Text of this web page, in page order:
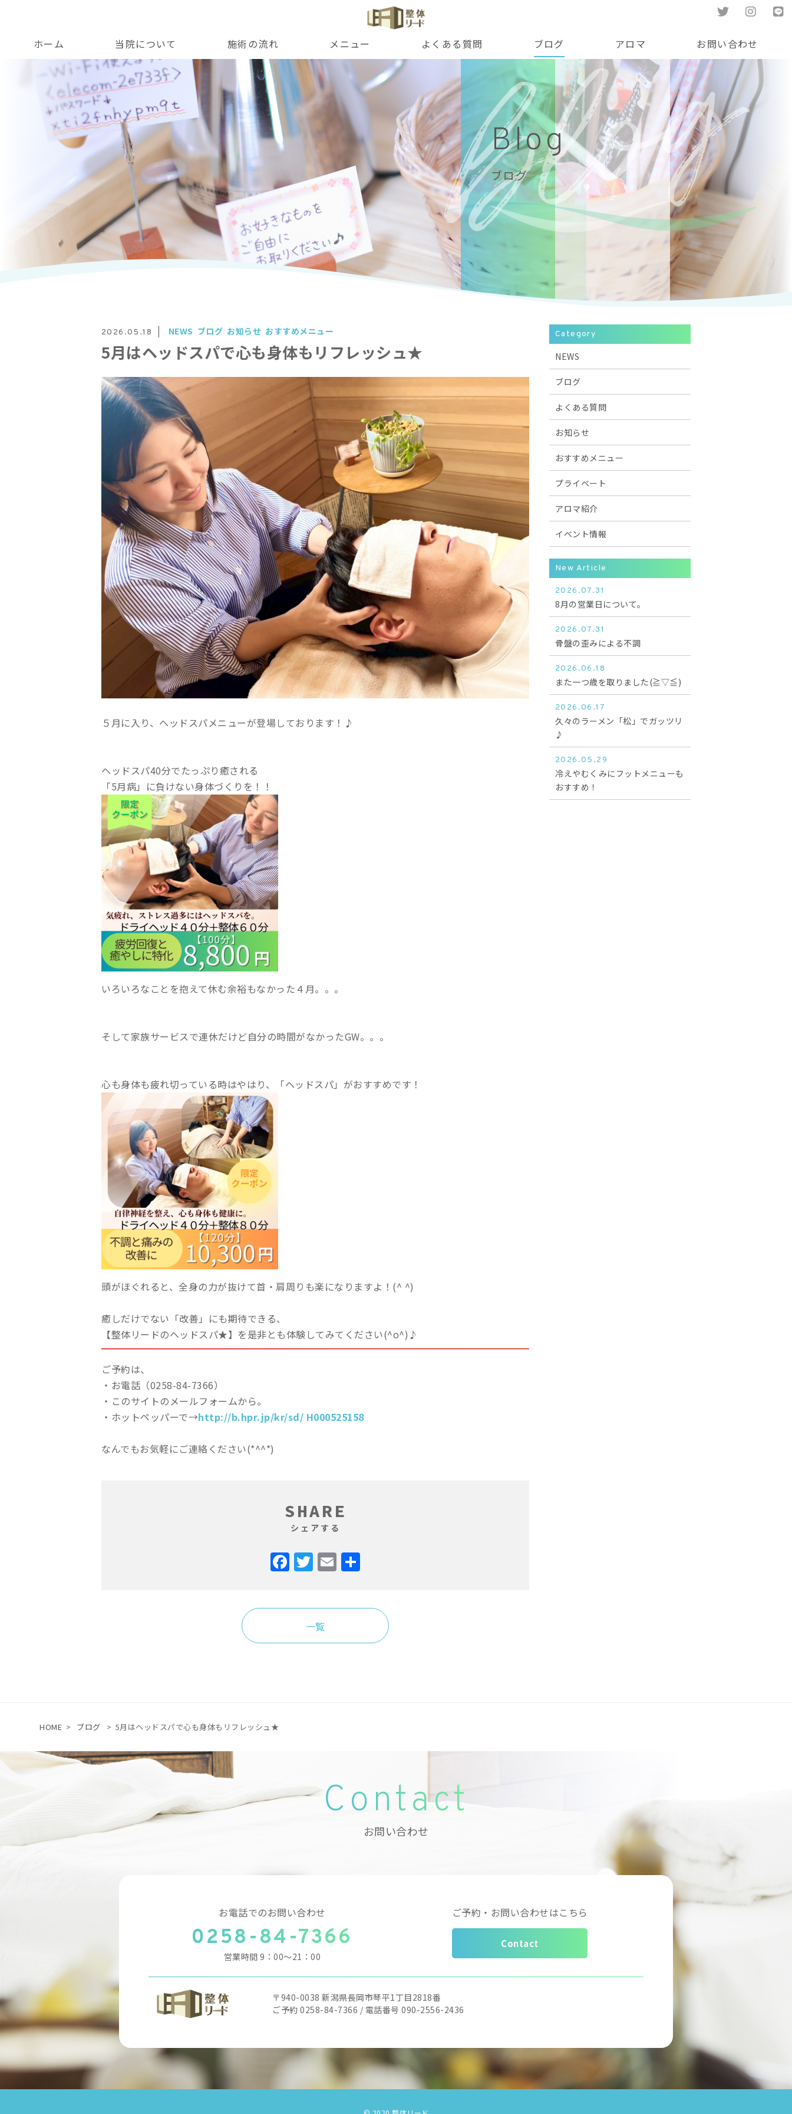
ホーム 当院について 施術の流れ メニュー よくある質問 ブログ アロマ お問い合わせ
Blog
ブログ
2026.05.18 NEWS ブログ お知らせ おすすめメニュー
5月はヘッドスパで心も身体もリフレッシュ★
５月に入り、ヘッドスパメニューが登場しております！♪
ヘッドスパ40分でたっぷり癒される
「5月病」に負けない身体づくりを！！
いろいろなことを抱えて休む余裕もなかった４月。。。
そして家族サービスで連休だけど自分の時間がなかったGW。。。
心も身体も疲れ切っている時はやはり、「ヘッドスパ」がおすすめです！
頭がほぐれると、全身の力が抜けて首・肩周りも楽になりますよ！(^ ^)
癒しだけでない「改善」にも期待できる、
【整体リードのヘッドスパ★】を是非とも体験してみてください(^o^)♪
ご予約は、
・お電話（0258-84-7366）
・このサイトのメールフォームから。
・ホットペッパーで→http://b.hpr.jp/kr/sd/ H000525158
なんでもお気軽にご連絡ください(*^^*)
SHARE
シェアする
Facebook
Twitter
Email
一覧
Category
NEWS
ブログ
よくある質問
お知らせ
おすすめメニュー
プライベート
アロマ紹介
イベント情報
New Article
2026.07.31
8月の営業日について。
2026.07.31
骨盤の歪みによる不調
2026.06.18
また一つ歳を取りました(≧▽≦)
2026.06.17
久々のラーメン「松」でガッツリ
♪
2026.05.29
冷えやむくみにフットメニューも
おすすめ！
HOME > ブログ > 5月はヘッドスパで心も身体もリフレッシュ★
Contact
お問い合わせ
お電話でのお問い合わせ
0258-84-7366
営業時間9：00～21：00
ご予約・お問い合わせはこちら
Contact
〒940-0038 新潟県長岡市琴平1丁目2818番
ご予約 0258-84-7366 / 電話番号 090-2556-2436